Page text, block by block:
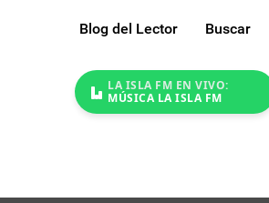
Blog del Lector Buscar
LA ISLA FM EN VIVO:
MÚSICA LA ISLA FM